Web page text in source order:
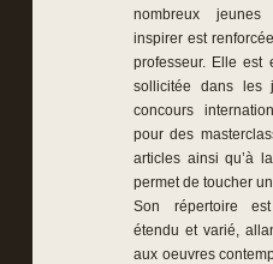
nombreux
inspirer est
professeur. Elle est
sollicitée dans les
concours
pour des
articles ainsi qu’à
permet de toucher
Son répertoire est
étendu et varié,
aux oeuvres